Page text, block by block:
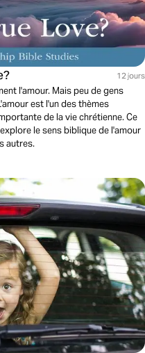
12 jours
l'amour. Mais peu de gens
est l'un des thèmes
de la vie chrétienne. Ce
le sens biblique de l'amour
autres.